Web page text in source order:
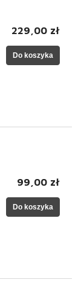
229,00 zł
Do koszyka
99,00 zł
Do koszyka